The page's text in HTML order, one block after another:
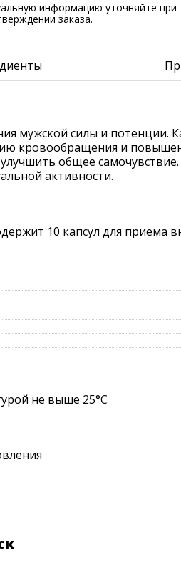
информацию уточняйте при
заказа.
мужской силы и потенции.
кровообращения и
общее
активности.
10 капсул для приема
не выше 25°C